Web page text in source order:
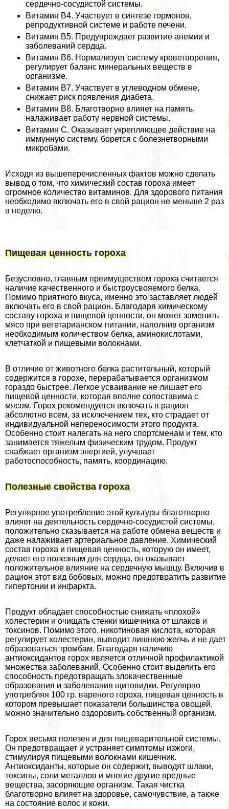
сердечно-сосудистой системы.
Витамин В4. Участвует в синтезе гормонов,
репродуктивной системе и работе печени.
Витамин В5. Предупреждает развитие анемии и
заболеваний сердца.
Витамин В6. Нормализует систему кроветворения,
регулирует баланс минеральных веществ в
организме.
Витамин В7. Участвует в углеводном обмене,
снижает риск появления диабета.
Витамин В8. Благотворно влияет на память,
налаживает работу нервной системы.
Витамин С. Оказывает укрепляющее действие на
иммунную систему, борется с болезнетворными
микробами.
Исходя из вышеперечисленных фактов можно сделать
вывод о том, что химический состав гороха имеет
огромное количество витаминов. Для здорового питания
необходимо включать его в свой рацион не меньше 2 раз
в неделю.
Пищевая ценность гороха
Безусловно, главным преимуществом гороха считается
наличие качественного и быстроусвояемого белка.
Помимо приятного вкуса, именно это заставляет людей
включать его в свой рацион. Благодаря химическому
составу гороха и пищевой ценности, он может заменить
мясо при вегетарианском питании, наполнив организм
необходимым количеством белка, аминокислотами,
клетчаткой и пищевыми волокнами.
В отличие от животного белка растительный, который
содержится в горохе, переpaбатывается организмом
гораздо быстрее. Легкое усваивание не лишает его
пищевой ценности, которая вполне сопоставима с
мясом. Горох рекомендуется включать в рацион
абсолютно всем, за исключением тех, кто страдает от
индивидуальной непереносимости этого продукта.
Особенно стоит налегать на него спортсменам и тем, кто
занимается тяжелым физическим трудом. Продукт
снабжает организм энергией, улучшает
работоспособность, память, координацию.
Полезные свойства гороха
Регулярное употрeбление этой культуры благотворно
влияет на деятельность сердечно-сосудистой системы,
положительно сказывается на работе обмена веществ и
даже налаживает артериальное давление. Химический
состав гороха и пищевая ценность, которую он имеет,
делает его полезным для сердца, он оказывает
положительное влияние на сердечную мышцу. Включив в
рацион этот вид бобовых, можно предотвратить развитие
гипертонии и инфаркта.
Продукт обладает способностью снижать «плохой»
холестерин и очищать стенки кишечника от шлаков и
токсинов. Помимо этого, никотиновая кислота, которая
регулирует холестерин, выводит лишнюю желчь и не дает
образоваться тромбам. Благодаря наличию
антиоксидантов горох является отличной профилактикой
множества заболеваний. Особенно стоит выделить его
способность предотвращать злокачественные
образования и заболевания щитовидки. Регулярно
употрeбляя 100 гр. вареного гороха, пищевая ценность в
котором превышает показатели большинства овощей,
можно значительно оздоровить собственный организм.
Горох весьма полезен и для пищеварительной системы.
Он предотвращает и устраняет симптомы изжоги,
стимулируя пищевыми волокнами кишечник.
Антиоксиданты, которые он содержит, выводят шлаки,
токсины, соли металлов и многие другие вредные
вещества, засоряющие организм. Такая чистка
благотворно влияет на здоровье, самочувствие, а также
на состояние волос и кожи.